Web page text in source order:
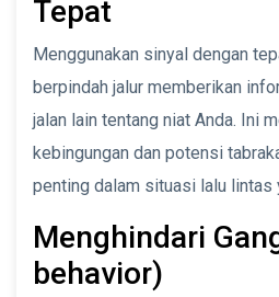
Tepat
Menggunakan sinyal dengan
berpindah jalur memberikan
jalan lain tentang niat Anda. Ini
kebingungan dan potensi
penting dalam situasi lalu lintas
Menghindari
behavior)